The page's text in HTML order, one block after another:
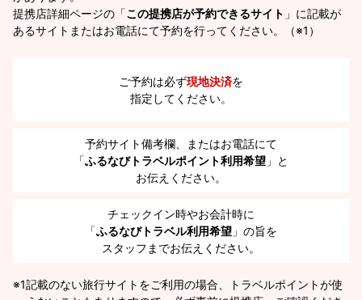
提携店詳細ページの「この提携店が予約できるサイト 」に記載が
あるサイトまたはお電話にて予約を行ってください。（※1）
ご予約は必ず現地決済を
指定してください。
予約サイト備考欄、またはお電話にて
「ふるなびトラベルポイント利用希望 」と
お伝えください。
チェックイン時やお会計時に
「ふるなびトラベル利用希望 」の旨を
スタッフまでお伝えください。
※1記載のない旅行サイトをご利用の場合、トラベルポイントが使